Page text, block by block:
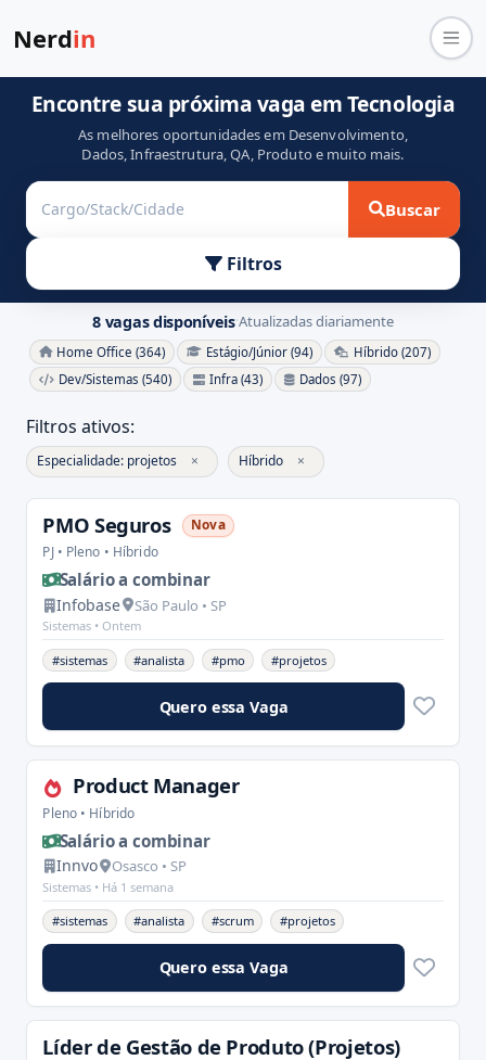
Nerdin
Encontre sua próxima vaga em Tecnologia
As melhores oportunidades em Desenvolvimento,
Dados, Infraestrutura, QA, Produto e muito mais.
Buscar
Filtros
8 vagas disponíveis·Atualizadas diariamente
Home Office (364) Estágio/Júnior (94)
Híbrido (207)
Dev/Sistemas (540)
Infra (43) Dados (97)
Filtros ativos:
Especialidade: projetos × Híbrido ×
PMO Seguros
Nova
PJ • Pleno • Híbrido
Salário a combinar
Infobase São Paulo • SP
Sistemas •Ontem
#sistemas #analista #pmo #projetos
Quero essa Vaga
Product Manager
Pleno • Híbrido
Salário a combinar
Innvo Osasco • SP
Sistemas • Há 1 semana
#sistemas #analista #scrum #projetos
Quero essa Vaga
Líder de Gestão de Produto (Projetos)